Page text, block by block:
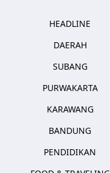
HEADLINE
DAERAH
SUBANG
PURWAKARTA
KARAWANG
BANDUNG
PENDIDIKAN